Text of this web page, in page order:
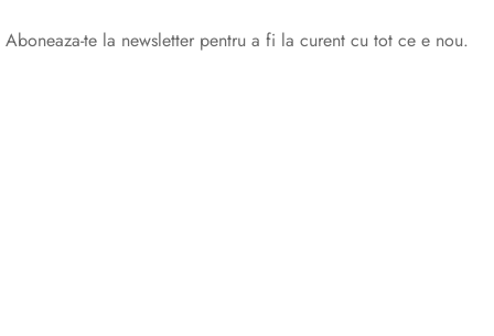
Aboneaza-te la newsletter pentru a fi la curent cu tot ce e nou.